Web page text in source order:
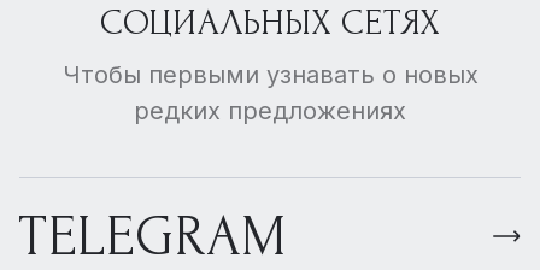
СОЦИАЛЬНЫХ СЕТЯХ
Чтобы первыми узнавать о новых
редких предложениях
TELEGRAM